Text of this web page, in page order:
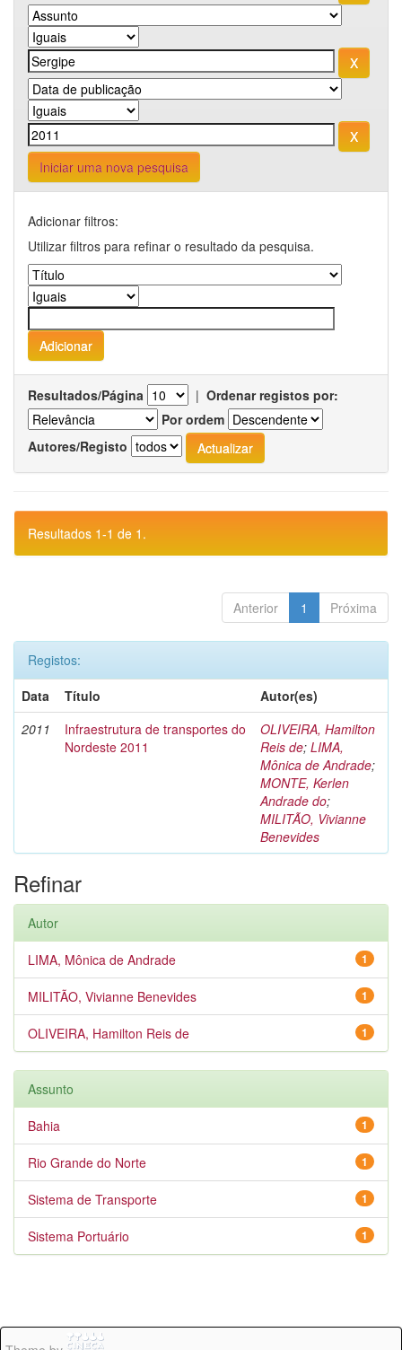
Iniciar uma nova pesquisa
Adicionar filtros:
Utilizar filtros para refinar o resultado da pesquisa.
Resultados/Página | Ordenar registos por:
Por ordem
Autores/Registo
Resultados 1-1 de 1.
Anterior 1 Próxima
Registos:
Data
Título
Autor(es)
2011
Infraestrutura de transportes do
Nordeste 2011
OLIVEIRA, Hamilton
Reis de; LIMA,
Mônica de Andrade;
MONTE, Kerlen
Andrade do;
MILITÃO, Vivianne
Benevides
Refinar
Autor
1
LIMA, Mônica de Andrade
1
MILITÃO, Vivianne Benevides
1
OLIVEIRA, Hamilton Reis de
Assunto
1
Bahia
1
Rio Grande do Norte
1
Sistema de Transporte
1
Sistema Portuário